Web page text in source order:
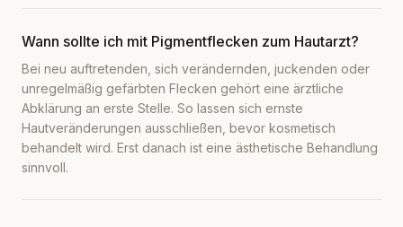
Wann sollte ich mit Pigmentflecken zum Hautarzt?
Bei neu auftretenden, sich verändernden, juckenden oder
unregelmäßig gefärbten Flecken gehört eine ärztliche
Abklärung an erste Stelle. So lassen sich ernste
Hautveränderungen ausschließen, bevor kosmetisch
behandelt wird. Erst danach ist eine ästhetische Behandlung
sinnvoll.